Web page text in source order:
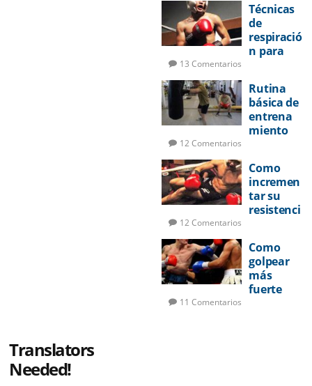
Técnicas
de
respiració
n para
13 Comentarios
Rutina
básica de
entrena
miento
12 Comentarios
Como
incremen
tar su
resistenci
12 Comentarios
Como
golpear
más
fuerte
11 Comentarios
Translators
Needed!